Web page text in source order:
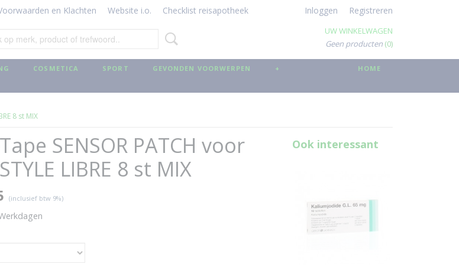
en Klachten Website i.o. Checklist reisapotheek Inloggen Registreren
UW WINKELWAGEN
Geen producten (0)
HOME
COSMETICA SPORT GEVONDEN VOORWERPEN +
8 st MIX
SENSOR PATCH voor
LIBRE 8 st MIX
(inclusief btw 9%)
Ook interessant